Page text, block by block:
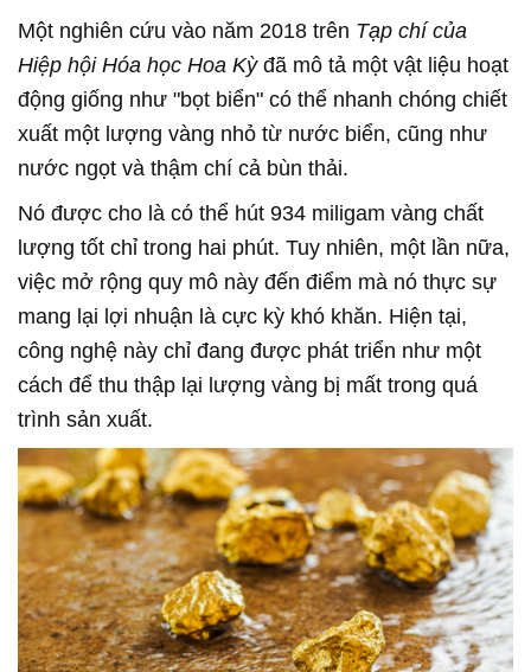
Một nghiên cứu vào năm 2018 trên Tạp chí của
Hiệp hội Hóa học Hoa Kỳ đã mô tả một vật liệu hoạt
động giống như "bọt biển" có thể nhanh chóng chiết
xuất một lượng vàng nhỏ từ nước biển, cũng như
nước ngọt và thậm chí cả bùn thải.
Nó được cho là có thể hút 934 miligam vàng chất
lượng tốt chỉ trong hai phút. Tuy nhiên, một lần nữa,
việc mở rộng quy mô này đến điểm mà nó thực sự
mang lại lợi nhuận là cực kỳ khó khăn. Hiện tại,
công nghệ này chỉ đang được phát triển như một
cách để thu thập lại lượng vàng bị mất trong quá
trình sản xuất.